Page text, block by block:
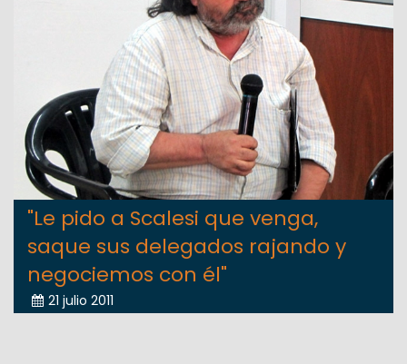
"Le pido a Scalesi que venga,
saque sus delegados rajando y
negociemos con él"
21 julio 2011